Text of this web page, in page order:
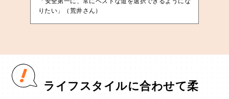
りたい」（荒井さん）
ライフスタイルに合わせて柔